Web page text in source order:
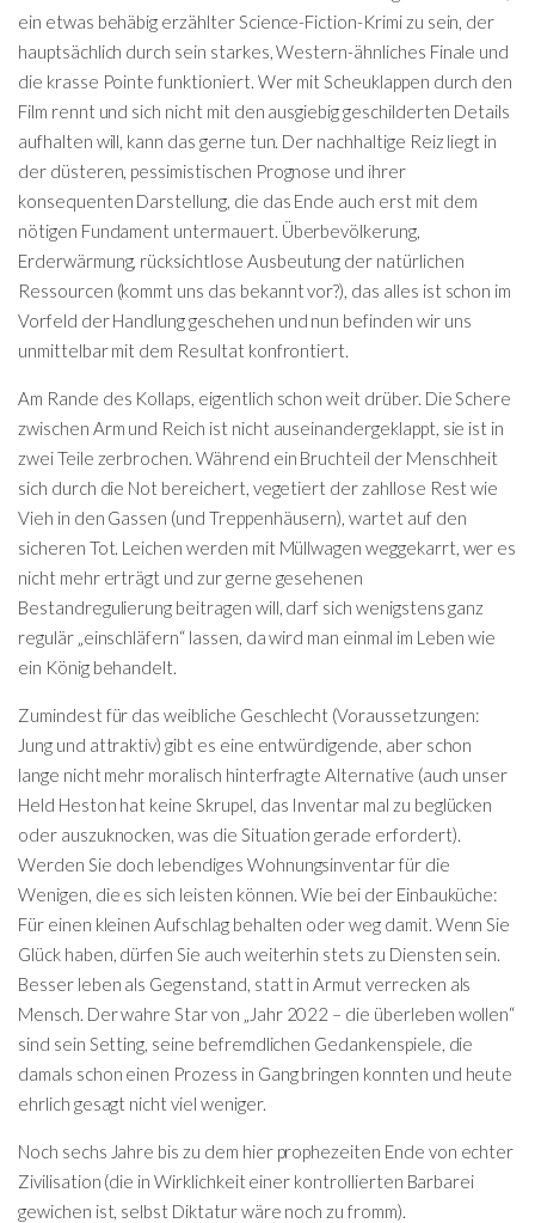
ein etwas behäbig erzählter Science-Fiction-Krimi zu sein, der
hauptsächlich durch sein starkes, Western-ähnliches Finale und
die krasse Pointe funktioniert. Wer mit Scheuklappen durch den
Film rennt und sich nicht mit den ausgiebig geschilderten Details
aufhalten will, kann das gerne tun. Der nachhaltige Reiz liegt in
der düsteren, pessimistischen Prognose und ihrer
konsequenten Darstellung, die das Ende auch erst mit dem
nötigen Fundament untermauert. Überbevölkerung,
Erderwärmung, rücksichtlose Ausbeutung der natürlichen
Ressourcen (kommt uns das bekannt vor?), das alles ist schon im
Vorfeld der Handlung geschehen und nun befinden wir uns
unmittelbar mit dem Resultat konfrontiert.
Am Rande des Kollaps, eigentlich schon weit drüber. Die Schere
zwischen Arm und Reich ist nicht auseinandergeklappt, sie ist in
zwei Teile zerbrochen. Während ein Bruchteil der Menschheit
sich durch die Not bereichert, vegetiert der zahllose Rest wie
Vieh in den Gassen (und Treppenhäusern), wartet auf den
sicheren Tot. Leichen werden mit Müllwagen weggekarrt, wer es
nicht mehr erträgt und zur gerne gesehenen
Bestandregulierung beitragen will, darf sich wenigstens ganz
regulär „einschläfern“ lassen, da wird man einmal im Leben wie
ein König behandelt.
Zumindest für das weibliche Geschlecht (Voraussetzungen:
Jung und attraktiv) gibt es eine entwürdigende, aber schon
lange nicht mehr moralisch hinterfragte Alternative (auch unser
Held Heston hat keine Skrupel, das Inventar mal zu beglücken
oder auszuknocken, was die Situation gerade erfordert).
Werden Sie doch lebendiges Wohnungsinventar für die
Wenigen, die es sich leisten können. Wie bei der Einbauküche:
Für einen kleinen Aufschlag behalten oder weg damit. Wenn Sie
Glück haben, dürfen Sie auch weiterhin stets zu Diensten sein.
Besser leben als Gegenstand, statt in Armut verrecken als
Mensch. Der wahre Star von „Jahr 2022 – die überleben wollen“
sind sein Setting, seine befremdlichen Gedankenspiele, die
damals schon einen Prozess in Gang bringen konnten und heute
ehrlich gesagt nicht viel weniger.
Noch sechs Jahre bis zu dem hier prophezeiten Ende von echter
Zivilisation (die in Wirklichkeit einer kontrollierten Barbarei
gewichen ist, selbst Diktatur wäre noch zu fromm).